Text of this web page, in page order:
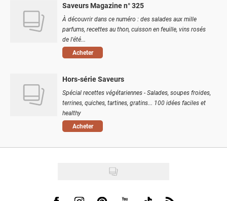
Saveurs Magazine n° 325
À découvrir dans ce numéro : des salades aux mille
parfums, recettes au thon, cuisson en feuille, vins rosés
de l'été...
Acheter
Hors-série Saveurs
Spécial recettes végétariennes - Salades, soupes froides,
terrines, quiches, tartines, gratins... 100 idées faciles et
healthy
Acheter